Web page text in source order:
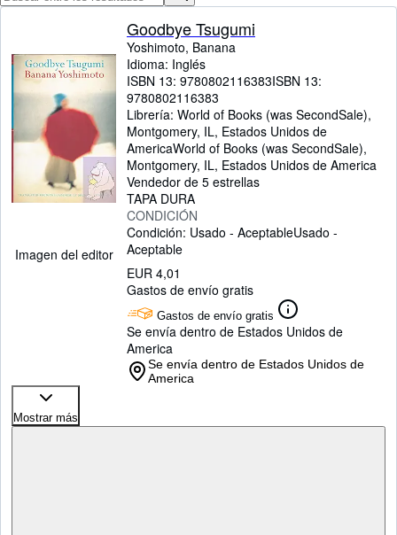
Arte y coleccionismo
Vendedores
Comenzar a vender
Ayuda
CERRAR
Imagen del editor
Goodbye Tsugumi
Yoshimoto, Banana
Idioma: Inglés
ISBN 13: 9780802116383ISBN 13:
9780802116383
Librería: World of Books (was SecondSale),
Montgomery, IL, Estados Unidos de
AmericaWorld of Books (was SecondSale),
Montgomery, IL, Estados Unidos de America
Vendedor de 5 estrellas
TAPA DURA
CONDICIÓN
Condición: Usado - AceptableUsado -
Aceptable
EUR 4,01
Gastos de envío gratis
Gastos de envío gratis
Se envía dentro de Estados Unidos de
America
Se envía dentro de Estados Unidos de
America
Mostrar más